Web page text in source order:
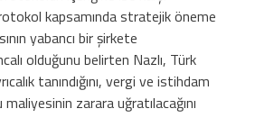
kapsamında stratejik öneme
yabancı bir şirkete
olduğunu belirten Nazlı, Türk
tanındığını, vergi ve istihdam
zarara uğratılacağını